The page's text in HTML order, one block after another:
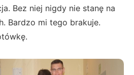
Bez niej nigdy nie stanę na
Bardzo mi tego brakuje.